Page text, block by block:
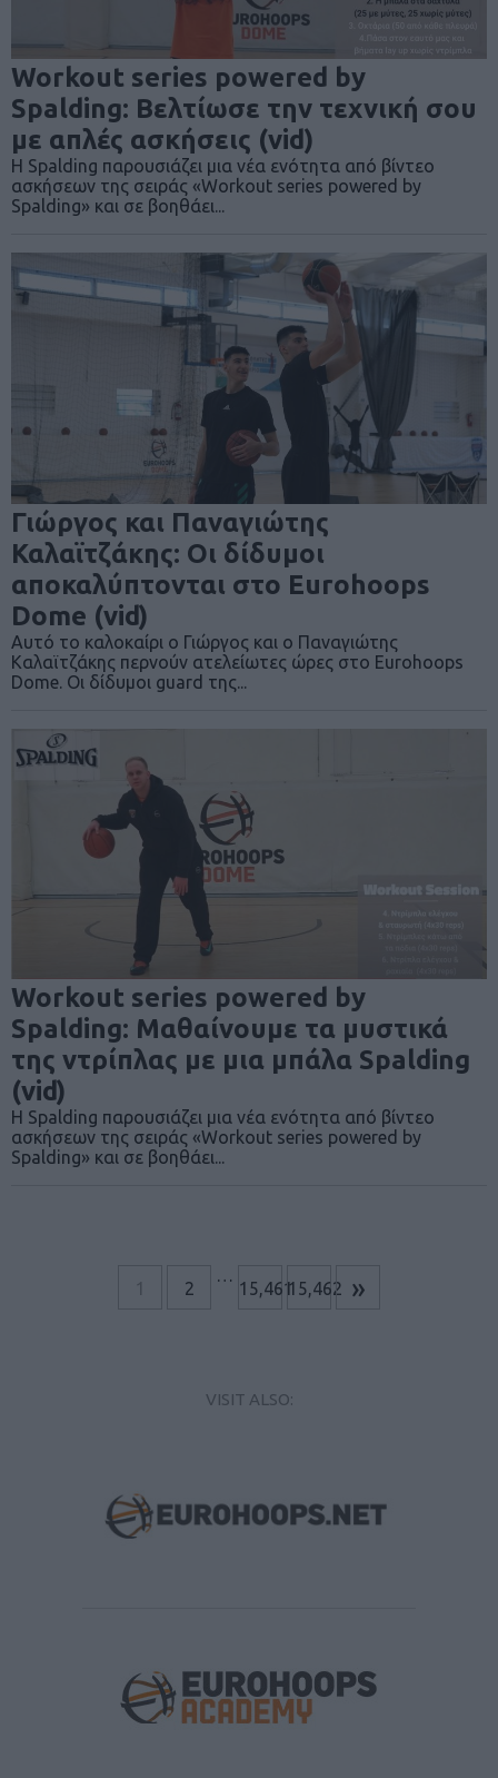
Workout series powered by
Spalding: Βελτίωσε την τεχνική σου
με απλές ασκήσεις (vid)
Η Spalding παρουσιάζει μια νέα ενότητα από βίντεο
ασκήσεων της σειράς «Workout series powered by
Spalding» και σε βοηθάει...
Γιώργος και Παναγιώτης
Καλαϊτζάκης: Οι δίδυμοι
αποκαλύπτονται στο Eurohoops
Dome (vid)
Αυτό το καλοκαίρι ο Γιώργος και ο Παναγιώτης
Καλαϊτζάκης περνούν ατελείωτες ώρες στο Eurohoops
Dome. Οι δίδυμοι guard της...
Workout series powered by
Spalding: Μαθαίνουμε τα μυστικά
της ντρίπλας με μια μπάλα Spalding
(vid)
Η Spalding παρουσιάζει μια νέα ενότητα από βίντεο
ασκήσεων της σειράς «Workout series powered by
Spalding» και σε βοηθάει...
1 2
…
15,46115,462 »
VISIT ALSO: